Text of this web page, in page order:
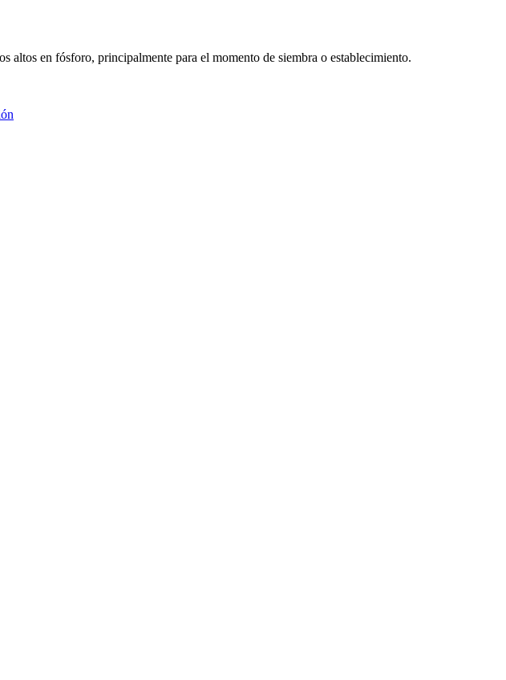
en fósforo, principalmente para el momento de siembra o establecimiento.